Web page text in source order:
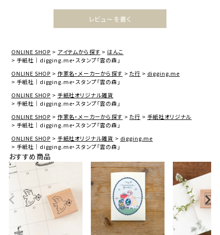
レビューを書く
ONLINE SHOP アイテムから探す
はんこ
手紙社｜digging.me・スタンプ「雲の森」
ONLINE SHOP
作家名・メーカーから探す た行
digging.me
手紙社｜digging.me・スタンプ「雲の森」
ONLINE SHOP
手紙社オリジナル雑貨
手紙社｜digging.me・スタンプ「雲の森」
ONLINE SHOP
作家名・メーカーから探す た行
手紙社オリジナル
手紙社｜digging.me・スタンプ「雲の森」
ONLINE SHOP
手紙社オリジナル雑貨
digging.me
手紙社｜digging.me・スタンプ「雲の森」
おすすめ商品